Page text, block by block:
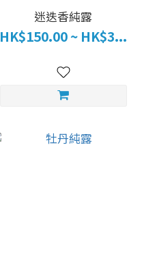
迷迭香純露
HK$150.00 ~ HK$3...